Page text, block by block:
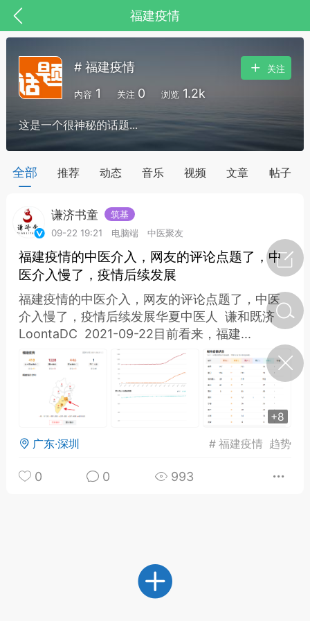
福建疫情
，华夏中医人：家门口的中医人！
节气气象
特急预警】关
节返乡期间“闪
如何购买【理肺清瘟膏】
【养正护络膏】？
谷气行、营卫通：《黄帝内
经》视角下的脾胃调养要义
# 福建疫情
内容 1 关注 0 浏览 1.2k
关注
这是一个很神秘的话题...
全部 推荐 动态 音乐 视频 文章 帖子
谦济书童
筑基
09-22 19:21
电脑端 中医聚友
福建疫情的中医介入，网友的评论点题了，中
医介入慢了，疫情后续发展
福建疫情的中医介入，网友的评论点题了，中医
介入慢了，疫情后续发展华夏中医人 谦和既济
LoontaDC 2021-09-22目前看来，福建...
+8
广东·深圳 #福建疫情 趋势
0 0 993